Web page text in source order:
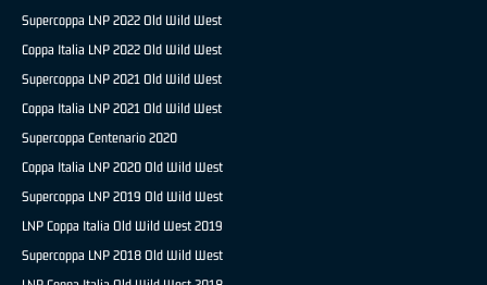
Supercoppa LNP 2022 Old Wild West
Coppa Italia LNP 2022 Old Wild West
Supercoppa LNP 2021 Old Wild West
Coppa Italia LNP 2021 Old Wild West
Supercoppa Centenario 2020
Coppa Italia LNP 2020 Old Wild West
Supercoppa LNP 2019 Old Wild West
LNP Coppa Italia Old Wild West 2019
Supercoppa LNP 2018 Old Wild West